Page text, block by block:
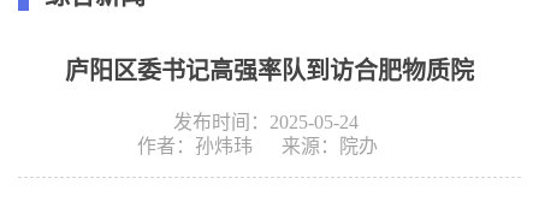
庐阳区委书记高强率队到访合肥物质院
发布时间：2025-05-24
作者： 孙炜玮 来源： 院办